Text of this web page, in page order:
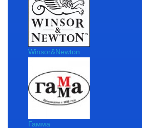
Winsor&Newton
Гамма